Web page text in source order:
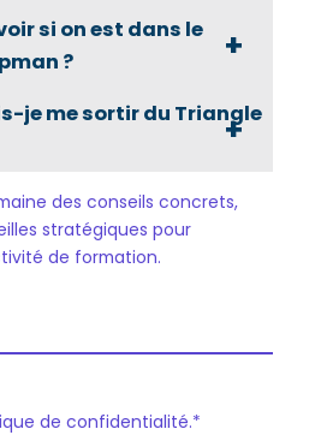
si on est dans le
?
je me sortir du Triangle
des conseils concrets,
stratégiques pour
de formation.
de confidentialité.*